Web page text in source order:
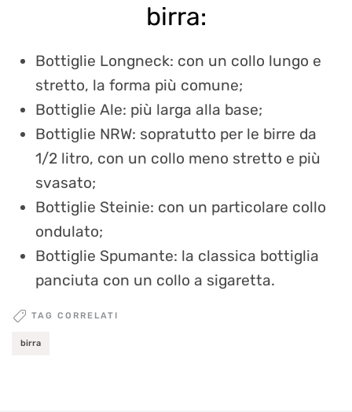
birra:
Bottiglie Longneck: con un collo lungo e
stretto, la forma più comune;
Bottiglie Ale: più larga alla base;
Bottiglie NRW: sopratutto per le birre da
1/2 litro, con un collo meno stretto e più
svasato;
Bottiglie Steinie: con un particolare collo
ondulato;
Bottiglie Spumante: la classica bottiglia
panciuta con un collo a sigaretta.
TAG CORRELATI
birra